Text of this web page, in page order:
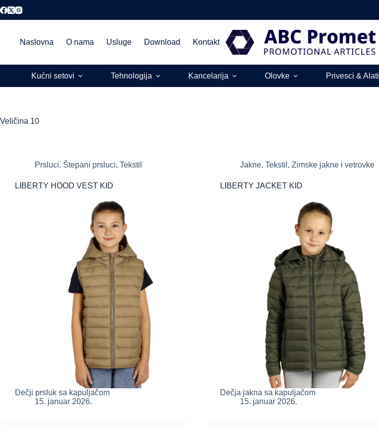
to
content
Naslovna O nama Usluge Download Kontakt
Kućni setovi Tehnologija Kancelarija Olovke Privesci & Alati
Veličina 10
Prsluci, Štepani prsluci, Tekstil
LIBERTY HOOD VEST KID
Dečji prsluk sa kapuljačom
15. januar 2026.
Jakne,Tekstil ,Zimske jakne i vetrovke
LIBERTY JACKET KID
Dečja jakna sa kapuljačom
15. januar 2026.